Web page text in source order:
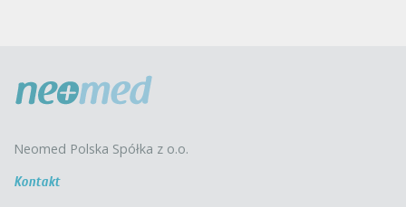
Neomed Polska Spółka z o.o.
Kontakt